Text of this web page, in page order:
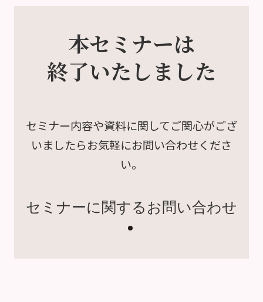
本セミナーは
終了いたしました
セミナー内容や資料に関してご関心がござ
いましたらお気軽にお問い合わせくださ
い。
セミナーに関するお問い合わせ